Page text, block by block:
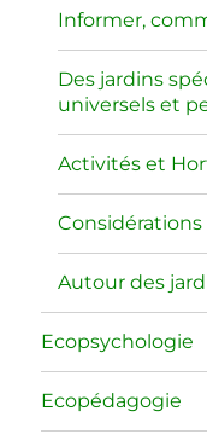
Informer,
Des jardins
universels et
Activités et
Autour des
Ecopsychologie
Ecopédagogie